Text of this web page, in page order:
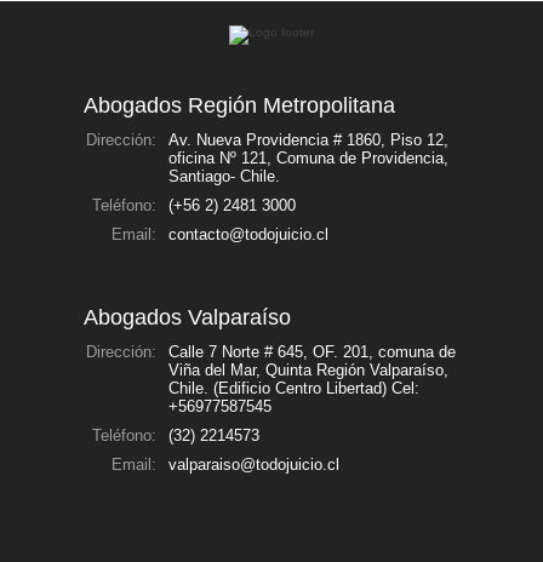
Abogados Región Metropolitana
Dirección:
Av. Nueva Providencia # 1860, Piso 12,
oficina Nº 121, Comuna de Providencia,
Santiago- Chile.
Teléfono:
(+56 2) 2481 3000
Email:
contacto@todojuicio.cl
Abogados Valparaíso
Dirección:
Calle 7 Norte # 645, OF. 201, comuna de
Viña del Mar, Quinta Región Valparaíso,
Chile. (Edificio Centro Libertad) Cel:
+56977587545
Teléfono:
(32) 2214573
Email:
valparaiso@todojuicio.cl